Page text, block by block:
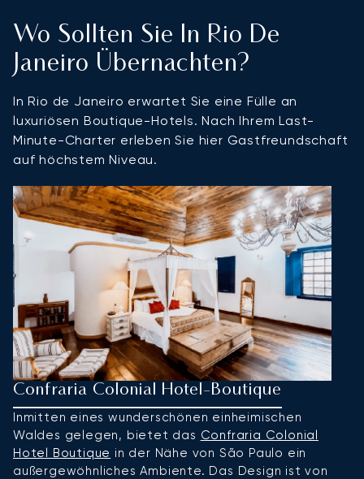
Wo Sollten Sie In Rio De
Janeiro Übernachten?
In Rio de Janeiro erwartet Sie eine Fülle an
luxuriösen Boutique-Hotels. Nach Ihrem Last-
Minute-Charter erleben Sie hier Gastfreundschaft
auf höchstem Niveau.
Confraria Colonial Hotel-Boutique
Inmitten eines wunderschönen einheimischen
Waldes gelegen, bietet das Confraria Colonial
Hotel Boutique in der Nähe von São Paulo ein
außergewöhnliches Ambiente. Das Design ist von